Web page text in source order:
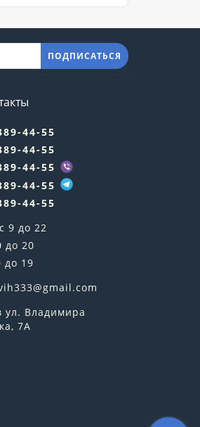
ПОДПИСАТЬСЯ
44-55
44-55
44-55
44-55
44-55
9 до 22
до 20
до 19
ул. Владимира
7А